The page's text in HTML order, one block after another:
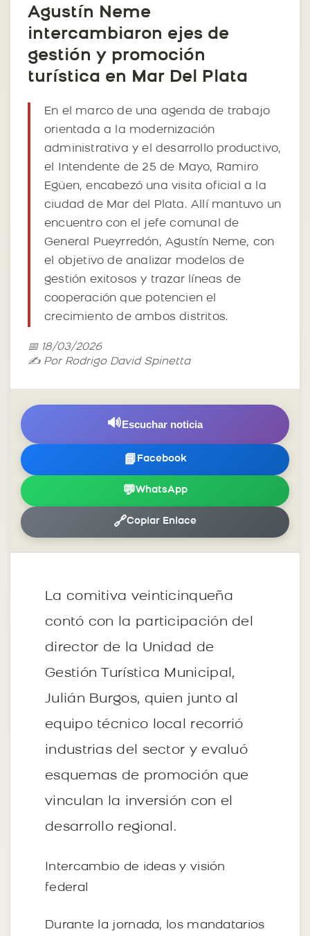
Agustín Neme
intercambiaron ejes de
gestión y promoción
turística en Mar Del Plata
En el marco de una agenda de trabajo
orientada a la modernización
administrativa y el desarrollo productivo,
el Intendente de 25 de Mayo, Ramiro
Egüen, encabezó una visita oficial a la
ciudad de Mar del Plata. Allí mantuvo un
encuentro con el jefe comunal de
General Pueyrredón, Agustín Neme, con
el objetivo de analizar modelos de
gestión exitosos y trazar líneas de
cooperación que potencien el
crecimiento de ambos distritos.
📅 18/03/2026
✍️ Por Rodrigo David Spinetta
🔊Escuchar noticia
📘 Facebook
💬WhatsApp
🔗Copiar Enlace
La comitiva veinticinqueña
contó con la participación del
director de la Unidad de
Gestión Turística Municipal,
Julián Burgos, quien junto al
equipo técnico local recorrió
industrias del sector y evaluó
esquemas de promoción que
vinculan la inversión con el
desarrollo regional.
Intercambio de ideas y visión
federal
Durante la jornada, los mandatarios